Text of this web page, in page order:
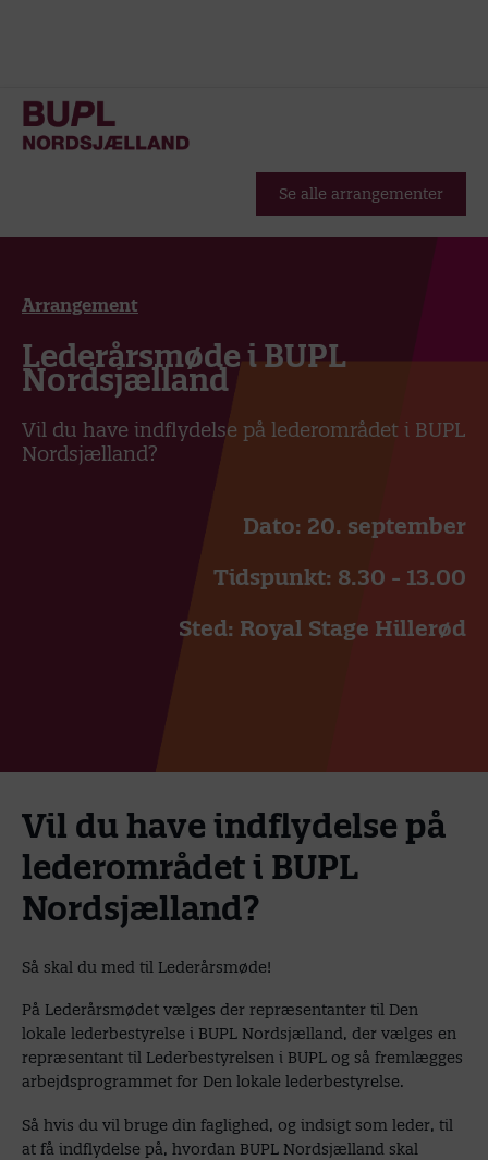
Se alle arrangementer
Arrangement
Lederårsmøde i BUPL
Nordsjælland
Vil du have indflydelse på lederområdet i BUPL
Nordsjælland?
Dato: 20. september
Tidspunkt: 8.30 - 13.00
Sted: Royal Stage Hillerød
Vil du have indflydelse på
lederområdet i BUPL
Nordsjælland?
Så skal du med til Lederårsmøde!
På Lederårsmødet vælges der repræsentanter til Den
lokale lederbestyrelse i BUPL Nordsjælland, der vælges en
repræsentant til Lederbestyrelsen i BUPL og så fremlægges
arbejdsprogrammet for Den lokale lederbestyrelse.
Så hvis du vil bruge din faglighed, og indsigt som leder, til
at få indflydelse på, hvordan BUPL Nordsjælland skal